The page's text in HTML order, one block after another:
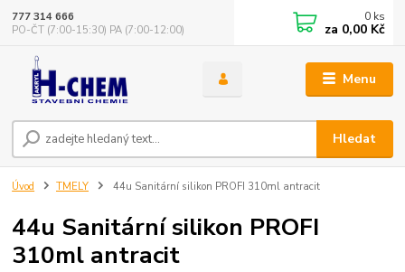
Menu
Hledat
777 314 666
PO-ČT (7:00-15:30) PA (7:00-12:00)
0 ks
za 0,00 Kč
Úvod TMELY 44u Sanitární silikon PROFI 310ml antracit
44u Sanitární silikon PROFI
310ml antracit